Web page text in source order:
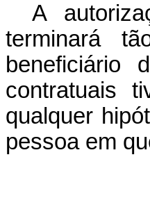
A
terminará
beneficiário
contratuais
qualquer
pessoa em